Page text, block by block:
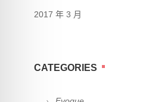
2017 年 3 月
CATEGORIES